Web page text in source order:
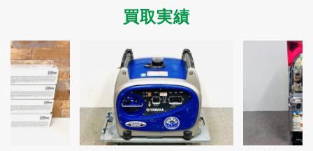
新着情報
プライバシーポリシー
規約・同意書
本人確認書類アップロード
梱包
ガイド
法人の
お客様へ
買取実績